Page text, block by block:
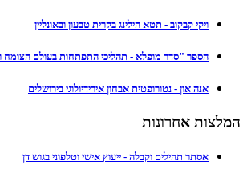
ויקי קבקוב - תטא הילינג בקרית טבעון ובאונליין
הספר "סדר מופלא - תהליכי התפתחות בעולם
אנה און - נטורופטית אבחון אירידיולוגי בירושלים
המלצות אחרונות
אסתר תהילים וקבלה - ייעוץ אישי וטלפוני בגוש דן